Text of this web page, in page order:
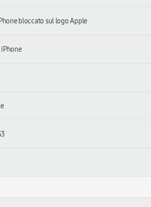
bloccato sul logo Apple